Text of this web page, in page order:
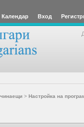
Календар Вход
> Настройка на